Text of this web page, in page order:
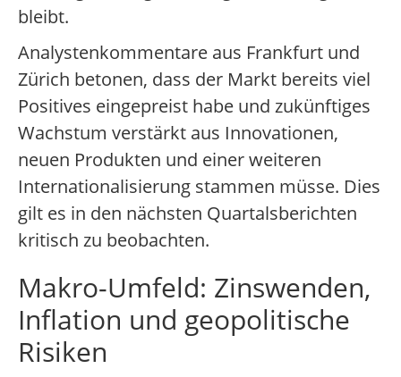
bleibt.
Analystenkommentare aus Frankfurt und
Zürich betonen, dass der Markt bereits viel
Positives eingepreist habe und zukünftiges
Wachstum verstärkt aus Innovationen,
neuen Produkten und einer weiteren
Internationalisierung stammen müsse. Dies
gilt es in den nächsten Quartalsberichten
kritisch zu beobachten.
Makro-Umfeld: Zinswenden,
Inflation und geopolitische
Risiken